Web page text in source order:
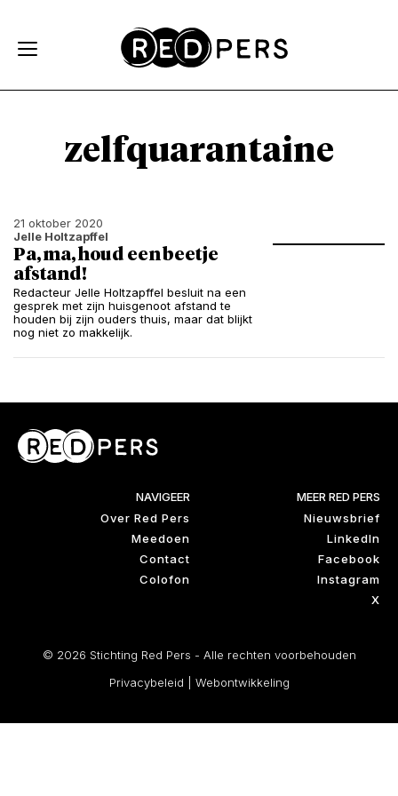
zelfquarantaine
21 oktober 2020
Jelle Holtzapffel
Pa, ma, houd een beetje
afstand!
Redacteur Jelle Holtzapffel besluit na een
gesprek met zijn huisgenoot afstand te
houden bij zijn ouders thuis, maar dat blijkt
nog niet zo makkelijk.
NAVIGEER
Over Red Pers
Meedoen
Contact
Colofon
MEER RED PERS
Nieuwsbrief
LinkedIn
Facebook
Instagram
X
© 2026 Stichting Red Pers - Alle rechten voorbehouden
Privacybeleid
Webontwikkeling